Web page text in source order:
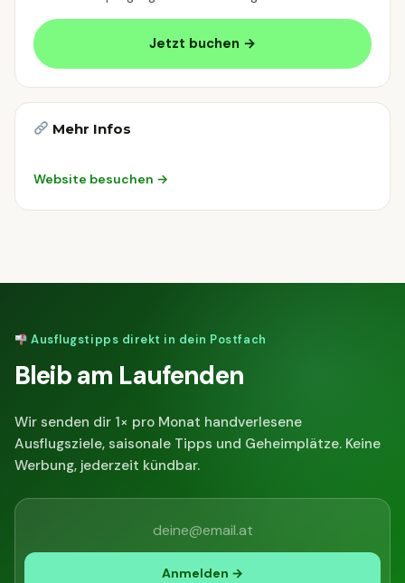
Jetzt buchen →
Mehr Infos
Website besuchen →
Ausflugstipps direkt in dein Postfach
Bleib am Laufenden
Wir senden dir 1× pro Monat handverlesene
Ausflugsziele, saisonale Tipps und Geheimplätze. Keine
Werbung, jederzeit kündbar.
Anmelden →